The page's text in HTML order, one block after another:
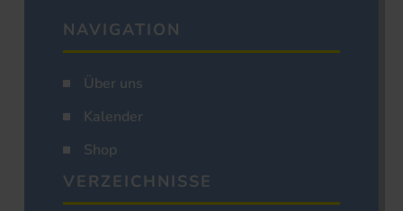
NAVIGATION
Über uns
Kalender
Shop
VERZEICHNISSE